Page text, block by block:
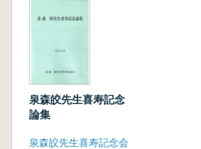
泉森皎先生喜寿記念
論集
泉森皎先生喜寿記念会